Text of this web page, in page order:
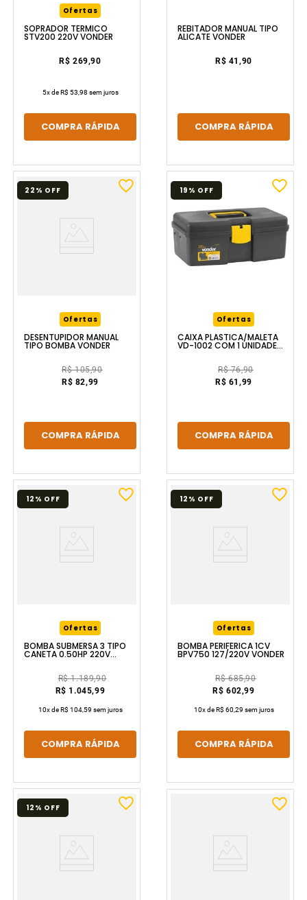
Ofertas
SOPRADOR TÉRMICO
STV200 220V VONDER
R$ 269,90
5x deR$ 53,98 sem juros
COMPRA RÁPIDA
REBITADOR MANUAL TIPO
ALICATE VONDER
R$ 41,90
COMPRA RÁPIDA
22% OFF
Ofertas
DESENTUPIDOR MANUAL
TIPO BOMBA VONDER
R$ 105,90
R$ 82,99
COMPRA RÁPIDA
19% OFF
Ofertas
CAIXA PLÁSTICA/MALETA
VD-1002 COM 1 UNIDADE
R$ 76,90
R$ 61,99
COMPRA RÁPIDA
12% OFF
Ofertas
BOMBA SUBMERSA 3 TIPO
CANETA 0.50HP 220V
R$ 1.189,90
R$ 1.045,99
10x deR$ 104,59 sem juros
COMPRA RÁPIDA
12% OFF
Ofertas
BOMBA PERIFÉRICA 1CV
BPV750 127/220V VONDER
R$ 685,90
R$ 602,99
10x deR$ 60,29 sem juros
COMPRA RÁPIDA
12% OFF